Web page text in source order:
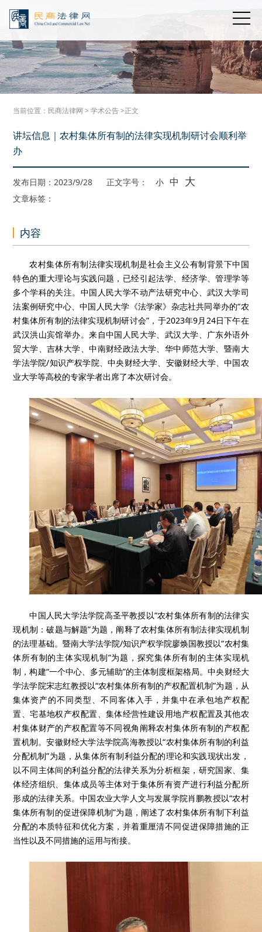
当前位置： 民商法律网 >学术公告>正文
讲坛信息｜农村集体所有制的法律实现机制研讨会顺利举
办
发布日期：2023/9/28 正文字号： 小 中 大
文章标签：
内容
农村集体所有制法律实现机制是社会主义公有制背景下中国
特色的重大理论与实践问题，已经引起法学、经济学、管理学等
多个学科的关注。中国人民大学不动产法研究中心、武汉大学司
法案例研究中心、中国人民大学《法学家》杂志社共同举办的“农
村集体所有制的法律实现机制研讨会”，于2023年9月24日下午在
武汉洪山宾馆举办。来自中国人民大学、武汉大学、广东外语外
贸大学、吉林大学、中南财经政法大学、华中师范大学、暨南大
学法学院/知识产权学院、中央财经大学、安徽财经大学、中国农
业大学等高校的专家学者出席了本次研讨会。
中国人民大学法学院高圣平教授以“农村集体所有制的法律实
现机制：破题与解题”为题，阐释了农村集体所有制法律实现机制
的法理基础。暨南大学法学院/知识产权学院廖焕国教授以“农村集
体所有制的主体实现机制”为题，探究集体所有制的主体实现机
制，构建“一个中心、多元辅助”的主体制度框架格局。中央财经大
学法学院宋志红教授以“农村集体所有制的产权配置机制”为题，从
集体资产的不同类型、不同客体入手，并集中在承包地产权配
置、宅基地权产权配置、集体经营性建设用地产权配置及其他农
村集体财产的产权配置等不同视角阐释农村集体所有制的产权配
置机制。安徽财经大学法学院高海教授以“农村集体所有制的利益
分配机制”为题，从集体所有制利益分配的理论和实践现状出发，
以不同主体间的利益分配的法律关系为分析框架，研究国家、集
体经济组织、集体成员等主体对于集体所有资产进行利益分配所
形成的法律关系。中国农业大学人文与发展学院肖鹏教授以“农村
集体所有制的促进保障机制”为题，阐述了农村集体所有制下利益
分配的本质特征和优化方案，并着重厘清不同促进保障措施的正
当性以及不同措施的运用与衔接。